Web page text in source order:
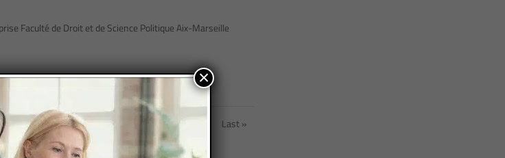
Faculté de Droit et de Science Politique Aix-Marseille
« ... 2 3 4 5 10 ... Last »
×